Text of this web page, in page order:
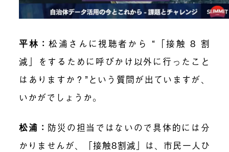
平林：松浦さんに視聴者から “「接触 8 割
減」をするために呼びかけ以外に行ったこと
はありますか？”という質問が出ていますが、
いかがでしょうか。
松浦： 防災の担当ではないので具体的には分
かりませんが、「接触8割減」は、市民一人ひ